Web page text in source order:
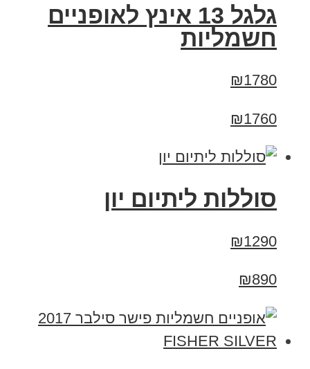
גלגל 13 אינץ לאופניים
חשמליות
₪1780
₪1760
סוללות ליתיום יון
₪1290
₪890